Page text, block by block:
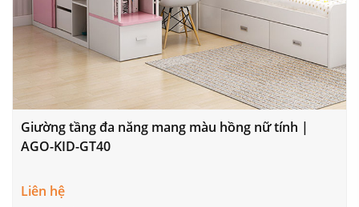
Giường tầng đa năng mang màu hồng nữ tính |
AGO-KID-GT40
Liên hệ